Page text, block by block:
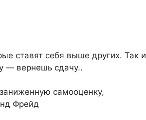
ставят себя выше других. Так и
— вернешь сдачу..
самооценку,
Фрейд